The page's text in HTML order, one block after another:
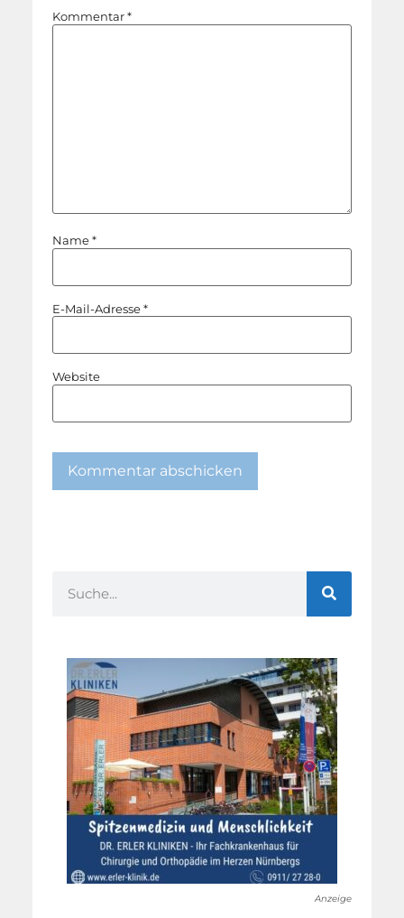
Kommentar*
Name*
E-Mail-Adresse*
Website
Anzeige